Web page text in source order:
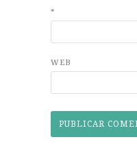
*
WEB